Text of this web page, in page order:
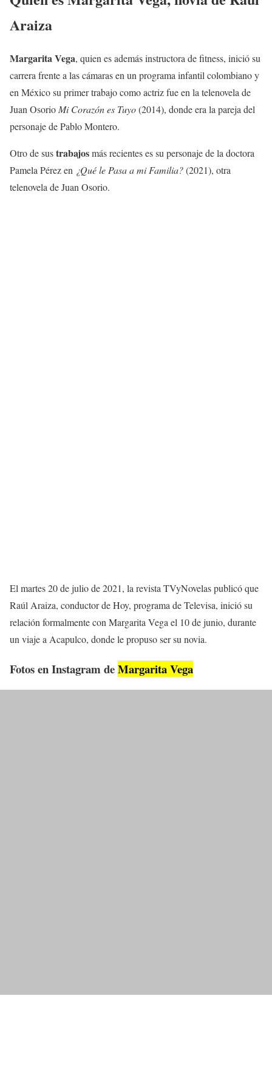
Araiza
Margarita Vega, quien es además instructora de fitness, inició su
carrera frente a las cámaras en un programa infantil colombiano y
en México su primer trabajo como actriz fue en la telenovela de
Juan Osorio Mi Corazón es Tuyo(2014), donde era la pareja del
personaje de Pablo Montero.
Otro de sustrabajosmás recientes es su personaje de la doctora
Pamela Pérez en ¿Qué le Pasa a mi Familia?(2021), otra
telenovela de Juan Osorio.
El martes 20 de julio de 2021, la revista TVyNovelas publicó que
Raúl Araiza, conductor de Hoy, programa de Televisa, inició su
relación formalmente con Margarita Vega el 10 de junio, durante
un viaje a Acapulco, donde le propuso ser su novia.
Fotos en Instagram deMargarita Vega